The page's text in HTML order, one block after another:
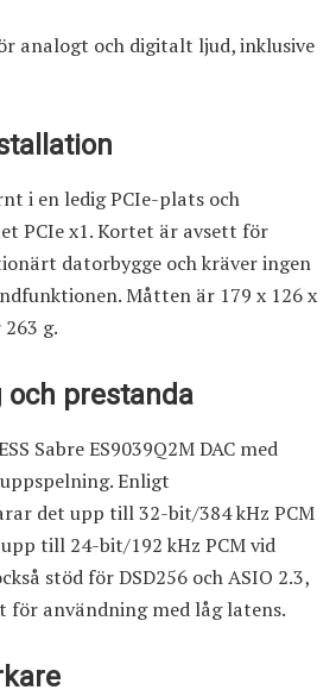
analogt och digitalt ljud, inklusive
i en ledig PCIe-plats och
PCIe x1. Kortet är avsett för
datorbygge och kräver ingen
Måtten är 179 x 126 x
g.
och prestanda
Sabre ES9039Q2M DAC med
Enligt
det upp till 32-bit/384 kHz PCM
till 24-bit/192 kHz PCM vid
stöd för DSD256 och ASIO 2.3,
användning med låg latens.